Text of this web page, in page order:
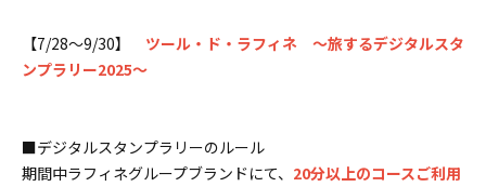
【7/28～9/30】 ツール・ド・ラフィネ 〜旅するデジタルスタ
ンプラリー2025～
■デジタルスタンプラリーのルール
期間中ラフィネグループブランドにて、 20分以上のコースご利⽤